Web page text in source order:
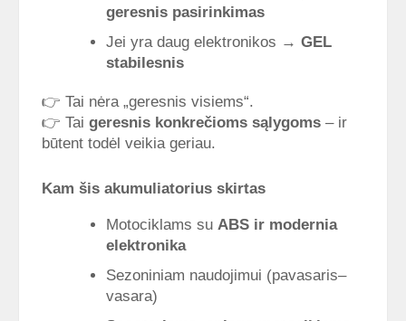
geresnis pasirinkimas
Jei yra daug elektronikos → GEL
stabilesnis
👉 Tai nėra „geresnis visiems“.
👉 Tai geresnis konkrečioms sąlygoms – ir
būtent todėl veikia geriau.
Kam šis akumuliatorius skirtas
Motociklams su ABS ir modernia
elektronika
Sezoniniam naudojimui (pavasaris–
vasara)